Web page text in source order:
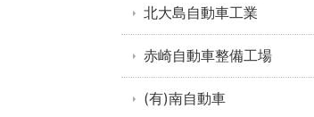
北大島自動車工業
赤崎自動車整備工場
(有)南自動車